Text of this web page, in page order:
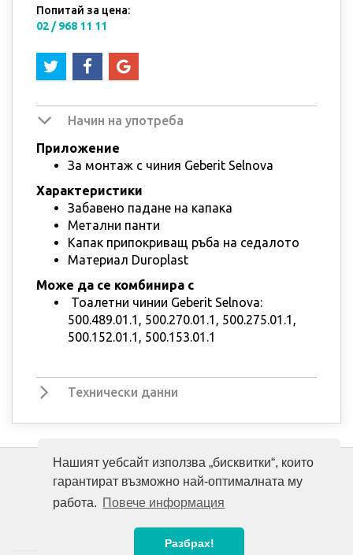
Нашият уебсайт използва „бисквитки“, които
гарантират възможно най-оптималната му
работа. Повече информация
Разбрах!
Попитай за цена:
02 / 968 11 11
Начин на употреба
Приложение
За монтаж с чиния Geberit Selnova
Характеристики
Забавено падане на капака
Метални панти
Капак припокриващ ръба на седалото
Материал Duroplast
Може да се комбинира с
Тоалетни чинии Geberit Selnova:
500.489.01.1, 500.270.01.1, 500.275.01.1,
500.152.01.1, 500.153.01.1
Технически данни